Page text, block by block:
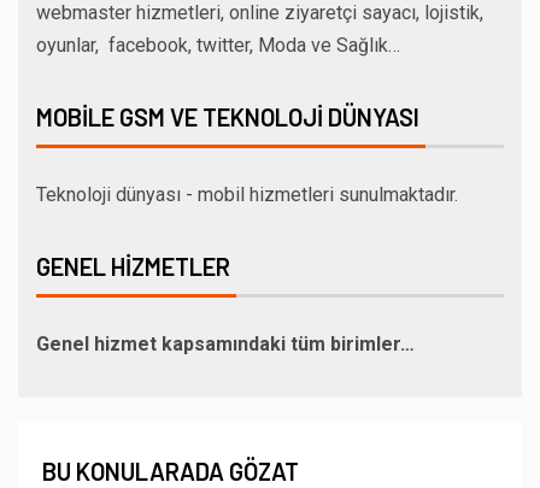
webmaster hizmetleri, online ziyaretçi sayacı, lojistik,
oyunlar, facebook, twitter, Moda ve Sağlık…
MOBILE GSM VE TEKNOLOJI DÜNYASI
Teknoloji dünyası - mobil hizmetleri sunulmaktadır.
GENEL HIZMETLER
Genel hizmet kapsamındaki tüm birimler…
BU KONULARADA GÖZAT